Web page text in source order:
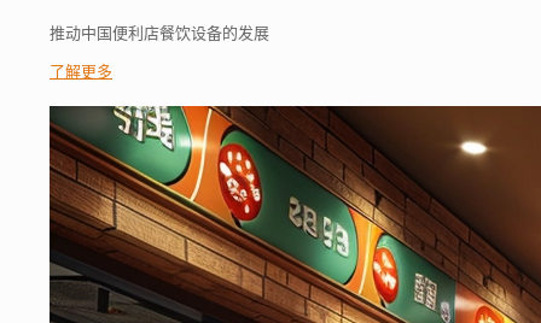
推动中国便利店餐饮设备的发展
了解更多